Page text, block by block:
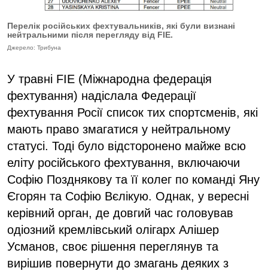
Перелік російських фехтувальників, які були визнані
нейтральними після перегляду від FIE.
Джерело: Трибуна
У травні FIE (Міжнародна федерація
фехтування) надіслала Федерації
фехтування Росії список тих спортсменів, які
мають право змагатися у нейтральному
статусі. Тоді було відсторонено майже всю
еліту російського фехтування, включаючи
Софію Позднякову та її колег по команді Яну
Єгорян та Софію Вєлікую. Однак, у вересні
керівний орган, де довгий час головував
одіозний кремлівський олігарх Алішер
Усманов, своє рішення переглянув та
вирішив повернути до змагань деяких з